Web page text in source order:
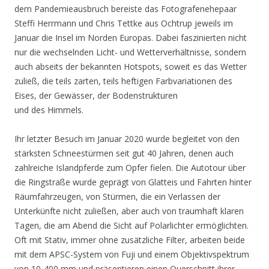
dem Pandemieausbruch bereiste das Fotografenehepaar
Steffi Herrmann und Chris Tettke aus Ochtrup jeweils im
Januar die Insel im Norden Europas. Dabei faszinierten nicht
nur die wechselnden Licht- und Wetterverhältnisse, sondern
auch abseits der bekannten Hotspots, soweit es das Wetter
zuließ, die teils zarten, teils heftigen Farbvariationen des
Eises, der Gewässer, der Bodenstrukturen
und des Himmels.
Ihr letzter Besuch im Januar 2020 wurde begleitet von den
stärksten Schneestürmen seit gut 40 Jahren, denen auch
zahlreiche Islandpferde zum Opfer fielen. Die Autotour über
die Ringstraße wurde geprägt von Glatteis und Fahrten hinter
Räumfahrzeugen, von Stürmen, die ein Verlassen der
Unterkünfte nicht zuließen, aber auch von traumhaft klaren
Tagen, die am Abend die Sicht auf Polarlichter ermöglichten.
Oft mit Stativ, immer ohne zusätzliche Filter, arbeiten beide
mit dem APSC-System von Fuji und einem Objektivspektrum